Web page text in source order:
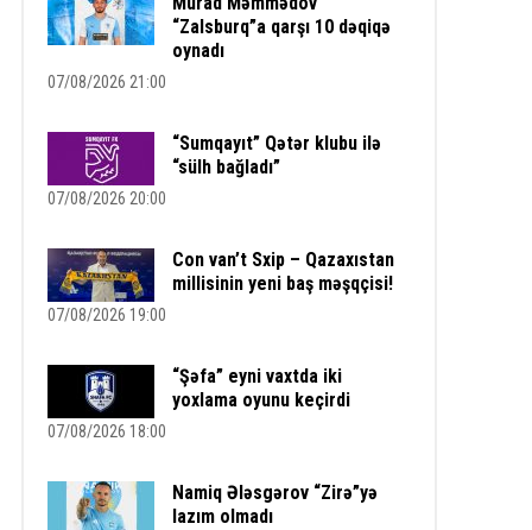
“Zalsburq”a qarşı 10 dəqiqə
oynadı
07/08/2026 21:00
“Sumqayıt” Qətər klubu ilə
“sülh bağladı”
07/08/2026 20:00
Con van’t Sxip – Qazaxıstan
millisinin yeni baş məşqçisi!
07/08/2026 19:00
“Şəfa” eyni vaxtda iki
yoxlama oyunu keçirdi
07/08/2026 18:00
Namiq Ələsgərov “Zirə”yə
lazım olmadı